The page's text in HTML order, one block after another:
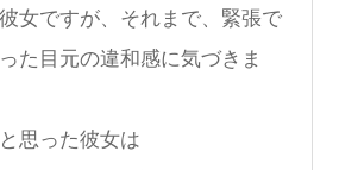
女ですが、それまで、緊張で
た目元の違和感に気づきま
思った彼女は